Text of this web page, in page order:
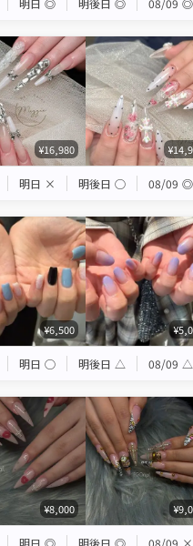
¥16,980
明日 × 明後日 ◯ 08/09 ◎
¥6,500
明日 ◯ 明後日 △ 08/09 △
¥8,000